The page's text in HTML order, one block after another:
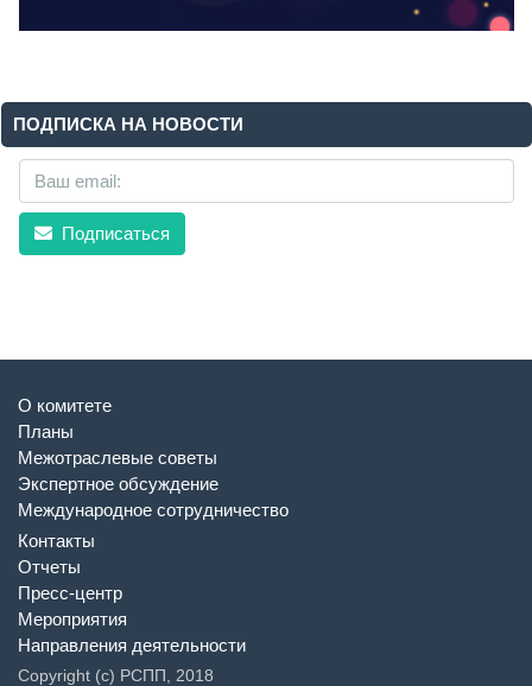
ПОДПИСКА НА НОВОСТИ
Подписаться
О комитете
Планы
Межотраслевые советы
Экспертное обсуждение
Международное сотрудничество
Контакты
Отчеты
Пресс-центр
Мероприятия
Направления деятельности
Copyright (c) РСПП, 2018